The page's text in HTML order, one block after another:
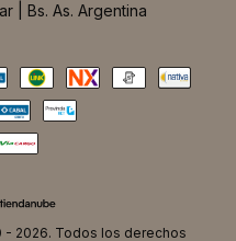
| Bs. As. Argentina
- 2026. Todos los derechos